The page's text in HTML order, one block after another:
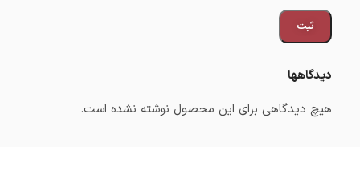
دیدگاهها
هیچ دیدگاهی برای این محصول نوشته نشده است.